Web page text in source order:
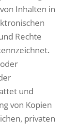
Inhalten in
Rechte
und
von Kopien
privaten